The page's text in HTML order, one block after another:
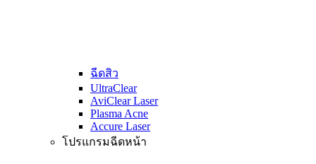
ฉีดสิว
UltraClear
AviClear Laser
Plasma Acne
Accure Laser
โปรแกรมฉีดหน้า